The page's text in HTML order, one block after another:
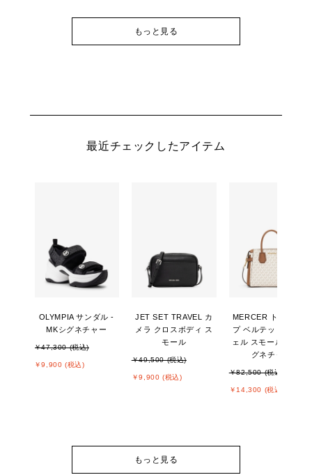
もっと見る
最近チェックしたアイテム
OLYMPIA サンダル -
MKシグネチャー
￥47,300 (税込)
￥9,900 (税込)
JET SET TRAVEL カ
メラ クロスボディ ス
モール
￥49,500 (税込)
￥9,900 (税込)
MERCER トップジッ
プ ベルテッド サッチ
ェル スモール - MKシ
グネチャー
￥82,500 (税込)
￥14,300 (税込)
もっと見る